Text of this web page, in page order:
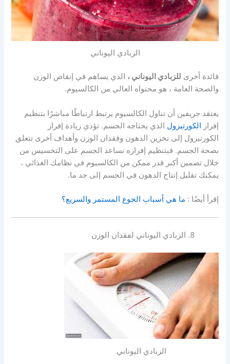
الزبادي اليوناني
فائدة أخرى للزبادي اليوناني ، الذي يساهم في إنقاص الوزن
والصحة العامة ، هو محتواه العالي من الكالسيوم.
يعتقد جريفين أن تناول الكالسيوم يرتبط ارتباطًا مباشرًا بتنظيم
إفراز الكورتيزول الذي يحتاجه الجسم. تؤدي زيادة إفراز
الكورتيزول إلى تخزين الدهون وفقدان الوزن وأهداف أخرى تتعلق
بصحة الجسم. فبتنظيم إفرازه نساعد الجسم على التخسيس من
خلال تضمين أكبر قدر ممكن من الكالسيوم في نظامك الغذائي ،
يمكنك تقليل إنتاج الدهون في الجسم إلى حد ما.
إقرأ أيضًا : ما هي أسباب الجوع المستمر والسريع؟
الزبادي اليوناني لفقدان الوزن
الزبادي اليوناني